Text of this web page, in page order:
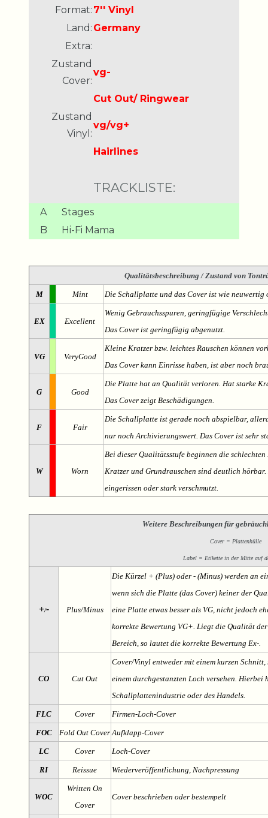
Format: 7'' Vinyl
Land: Germany
Extra:
Zustand
Cover:
vg-
Cut Out/ Ringwear
Zustand
Vinyl:
vg/vg+
Hairlines
TRACKLISTE:
A
Stages
B
Hi-Fi Mama
Qualitätsbeschreibung / Zustand von
M Mint Die Schallplatte und das Cover ist wie
EX Excellent
Wenig Gebrauchsspuren, geringfügige
Das Cover ist geringfügig abgenutzt.
VG VeryGood
Kleine Kratzer bzw. leichtes Rauschen können
Das Cover kann Einrisse haben, ist aber noch
G Good
Die Platte hat an Qualität verloren. Hat starke
Das Cover zeigt Beschädigungen.
F Fair
Die Schallplatte ist gerade noch abspielbar,
nur noch Archivierungswert. Das Cover ist sehr
W Worn
Bei dieser Qualitätsstufe beginnen die
Kratzer und Grundrauschen sind deutlich
eingerissen oder stark verschmutzt.
Weitere Beschreibungen für
Cover = Plattenhülle
Label = Etikette in der Mitte auf
+/- Plus/Minus
Die Kürzel + (Plus) oder - (Minus) werden an
wenn sich die Platte (das Cover) keiner der
eine Platte etwas besser als VG, nicht jedoch
korrekte Bewertung VG+. Liegt die Qualität
Bereich, so lautet die korrekte Bewertung Ex-.
CO Cut Out
Cover/Vinyl entweder mit einem kurzen
einem durchgestanzten Loch versehen. Hierbei
Schallplattenindustrie oder des Handels.
FLC Cover Firmen-Loch-Cover
FOC Fold Out Cover Aufklapp-Cover
LC Cover Loch-Cover
RI Reissue Wiederveröffentlichung, Nachpressung
WOC
Written On
Cover
Cover beschrieben oder bestempelt